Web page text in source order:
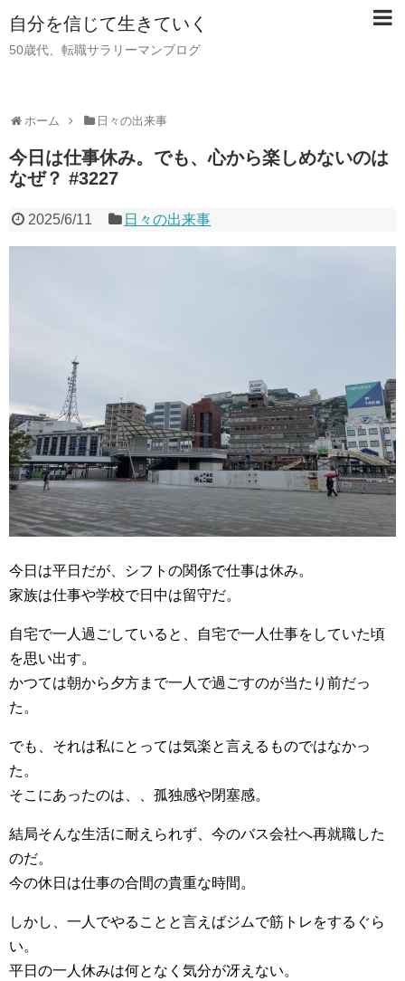
自分を信じて生きていく
50歳代、転職サラリーマンブログ
ホーム 日々の出来事
今日は仕事休み。でも、心から楽しめないのは
なぜ？ #3227
2025/6/11 日々の出来事
今日は平日だが、シフトの関係で仕事は休み。
家族は仕事や学校で日中は留守だ。
自宅で一人過ごしていると、自宅で一人仕事をしていた頃
を思い出す。
かつては朝から夕方まで一人で過ごすのが当たり前だっ
た。
でも、それは私にとっては気楽と言えるものではなかっ
た。
そこにあったのは、、孤独感や閉塞感。
結局そんな生活に耐えられず、今のバス会社へ再就職した
のだ。
今の休日は仕事の合間の貴重な時間。
しかし、一人でやることと言えばジムで筋トレをするぐら
い。
平日の一人休みは何となく気分が冴えない。